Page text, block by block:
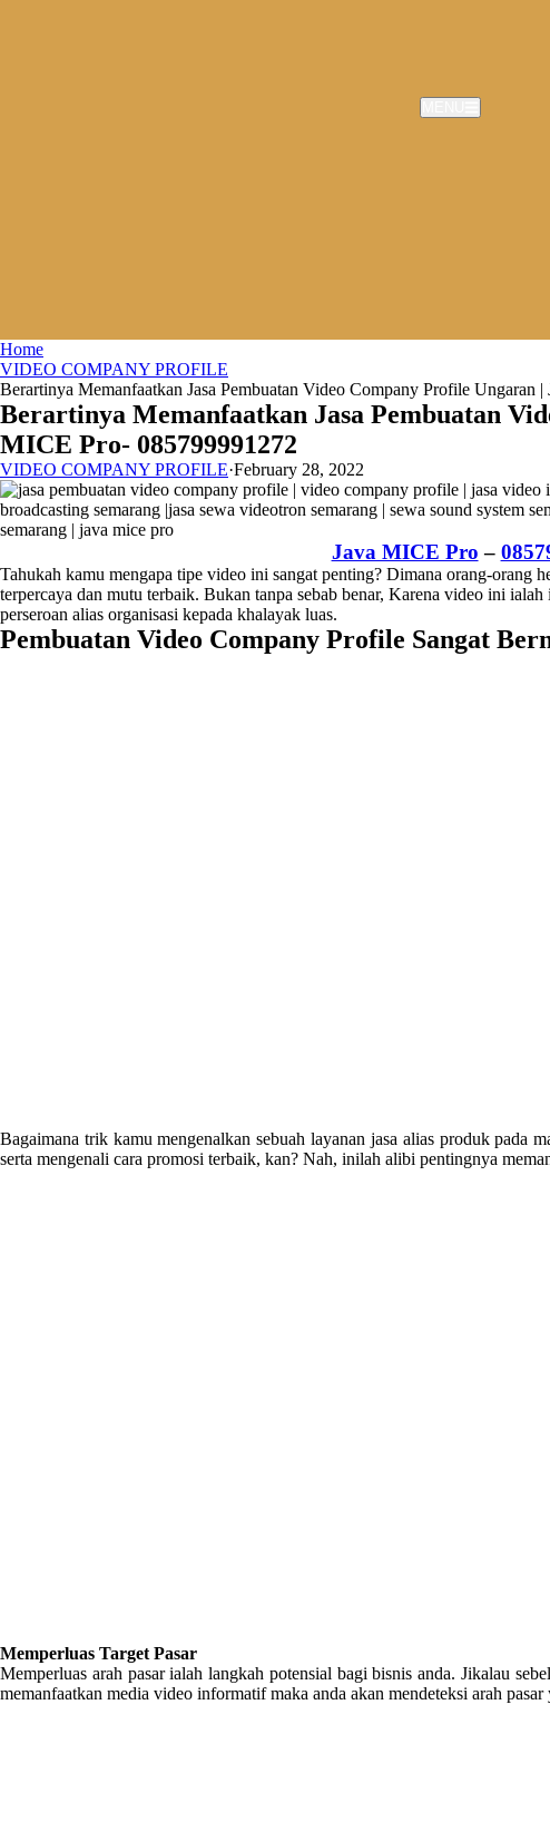
Home
VIDEO COMPANY PROFILE
Berartinya Memanfaatkan Jasa Pembuatan Video Company Profile Ungaran
Berartinya Memanfaatkan Jasa Pembuatan
MICE Pro- 085799991272
VIDEO COMPANY PROFILE·February 28, 2022
Java MICE Pro –
Tahukah kamu mengapa tipe video ini sangat penting? Dimana orang-orang
terpercaya dan mutu terbaik. Bukan tanpa sebab benar, Karena video ini
perseroan alias organisasi kepada khalayak luas.
Pembuatan Video Company Profile Sangat
Bagaimana trik kamu mengenalkan sebuah layanan jasa alias produk pada
serta mengenali cara promosi terbaik, kan? Nah, inilah alibi pentingnya
Memperluas Target Pasar
Memperluas arah pasar ialah langkah potensial bagi bisnis anda. Jikalau
memanfaatkan media video informatif maka anda akan mendeteksi arah